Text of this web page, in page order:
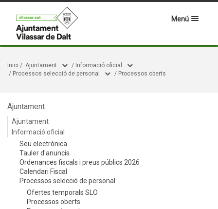
Menú
Inici / Ajuntament / Informació oficial
/ Processos selecció de personal / Processos oberts
Ajuntament
Ajuntament
Informació oficial
Seu electrònica
Tauler d'anuncis
Ordenances fiscals i preus públics 2026
Calendari Fiscal
Processos selecció de personal
Ofertes temporals SLO
Processos oberts